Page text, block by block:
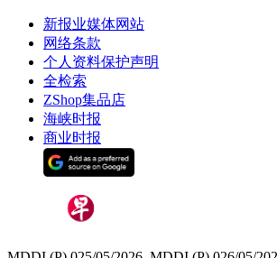
新报业媒体网站
网络条款
个人资料保护声明
全检索
ZShop集品店
海峡时报
商业时报